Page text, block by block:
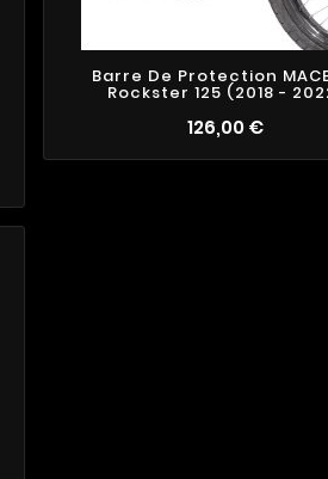
Barre De Protection
Rockster 125 (2018 -
126,00 €